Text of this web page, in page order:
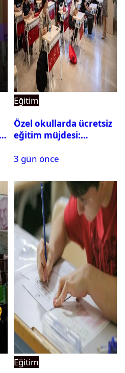
Eğitim
Özel okullarda ücretsiz
eğitim müjdesi:
başladı
3 gün önce
Eğitim